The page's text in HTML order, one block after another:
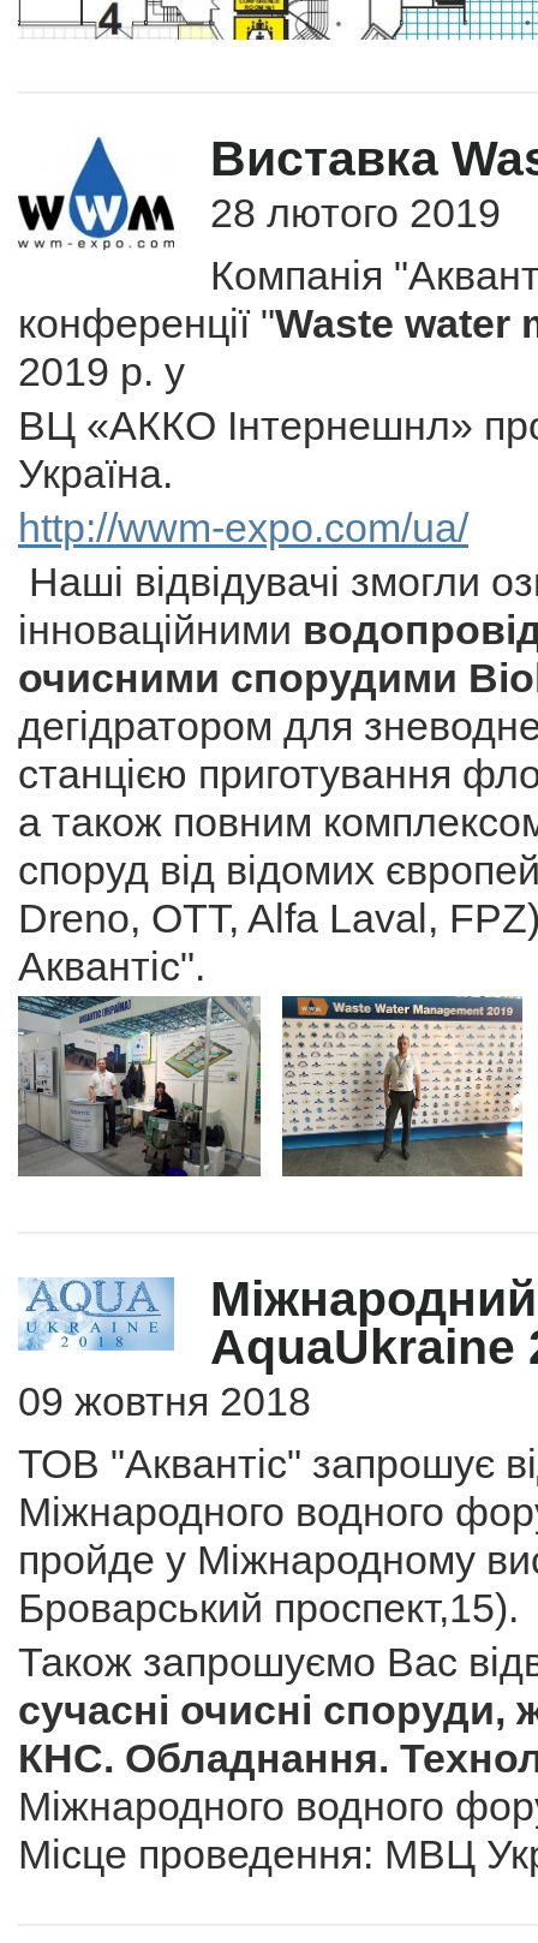
Виставка
28 лютого 2019
Компанія
конференції "Waste water
2019 р. у
ВЦ «АККО Інтернешнл»
Україна.
http://wwm-expo.com/ua/
Наші відвідувачі змогли
інноваційними
очисними спорудими
дегідратором для
станцією приготування
а також повним
споруд від відомих
Dreno, OTT, Alfa Laval,
Аквантіс".
AquaUkraine
09 жовтня 2018
ТОВ "Аквантіс" запрошує
Міжнародного водного
пройде у Міжнародному
Броварський проспект,15).
Також запрошуємо Вас
сучасні очисні
КНС. Обладнання.
Міжнародного водного
Місце проведення: МВЦ